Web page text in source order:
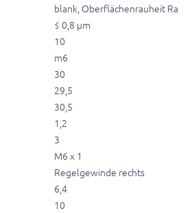
blank, Oberflächenrauheit Ra
≤ 0,8 µm
10
m6
30
29,5
30,5
1,2
3
M6 x 1
Regelgewinde rechts
6,4
10